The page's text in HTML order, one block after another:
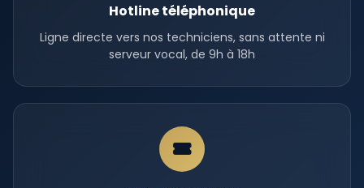
Hotline téléphonique
Ligne directe vers nos techniciens, sans attente ni
serveur vocal, de 9h à 18h